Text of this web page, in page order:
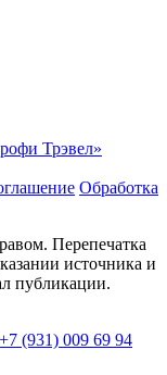
Трэвeл»
Обработка
Перепечатка
источника и
публикации.
+7 (931) 009 69 94